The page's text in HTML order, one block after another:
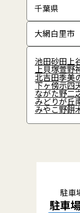
池田砂田上
上貝塚萱野
北吉田季美
下ヶ傍示四
ながた野二
みどりが丘
みやこ野餅
駐車
駐車